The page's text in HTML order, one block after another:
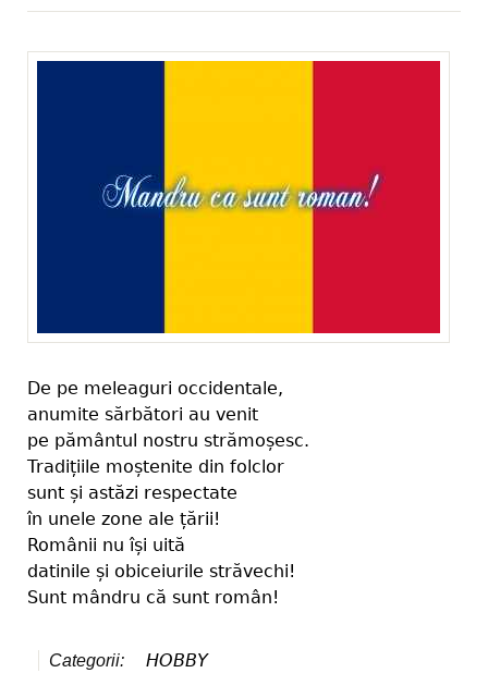
De pe meleaguri occidentale,
anumite sărbători au venit
pe pământul nostru strămoșesc.
Tradițiile moștenite din folclor
sunt și astăzi respectate
în unele zone ale țării!
Românii nu își uită
datinile și obiceiurile străvechi!
Sunt mândru că sunt român!
Categorii: HOBBY